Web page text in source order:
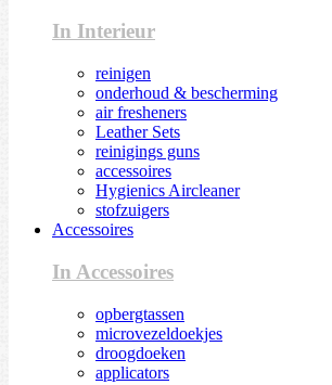
In Interieur
reinigen
onderhoud & bescherming
air fresheners
Leather Sets
reinigings guns
accessoires
Hygienics Aircleaner
stofzuigers
Accessoires
In Accessoires
opbergtassen
microvezeldoekjes
droogdoeken
applicators